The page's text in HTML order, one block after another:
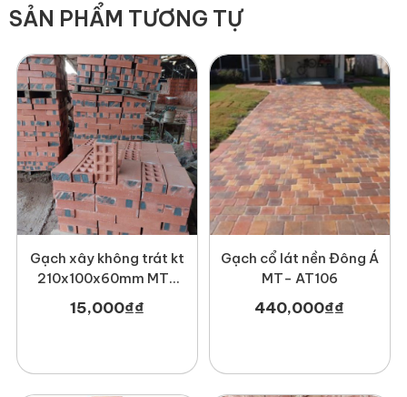
SẢN PHẨM TƯƠNG TỰ
Gạch xây không trát kt
210x100x60mm MT-
GCX00010
15,000₫₫
Gạch cổ lát nền Đông Á
MT- AT106
440,000₫₫